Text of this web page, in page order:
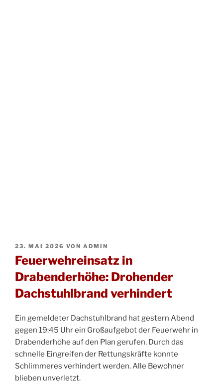
VERÖFFENTLICHT
AM
23. MAI 2026 VON ADMIN
Feuerwehreinsatz in
Drabenderhöhe: Drohender
Dachstuhlbrand verhindert
Ein gemeldeter Dachstuhlbrand hat gestern Abend
gegen 19:45 Uhr ein Großaufgebot der Feuerwehr in
Drabenderhöhe auf den Plan gerufen. Durch das
schnelle Eingreifen der Rettungskräfte konnte
Schlimmeres verhindert werden. Alle Bewohner
blieben unverletzt.